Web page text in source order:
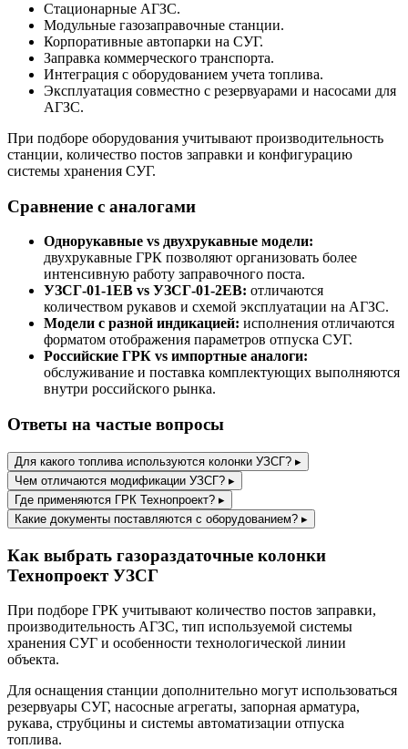
Стационарные АГЗС.
Модульные газозаправочные станции.
Корпоративные автопарки на СУГ.
Заправка коммерческого транспорта.
Интеграция с оборудованием учета топлива.
Эксплуатация совместно с резервуарами и насосами для
АГЗС.
При подборе оборудования учитывают производительность
станции, количество постов заправки и конфигурацию
системы хранения СУГ.
Сравнение с аналогами
Однорукавные vs двухрукавные модели:
двухрукавные ГРК позволяют организовать более
интенсивную работу заправочного поста.
УЗСГ-01-1ЕВ vs УЗСГ-01-2ЕВ: отличаются
количеством рукавов и схемой эксплуатации на АГЗС.
Модели с разной индикацией: исполнения отличаются
форматом отображения параметров отпуска СУГ.
Российские ГРК vs импортные аналоги:
обслуживание и поставка комплектующих выполняются
внутри российского рынка.
Ответы на частые вопросы
Для какого топлива используются колонки УЗСГ? ▸
Чем отличаются модификации УЗСГ? ▸
Где применяются ГРК Технопроект? ▸
Какие документы поставляются с оборудованием? ▸
Как выбрать газораздаточные колонки
Технопроект УЗСГ
При подборе ГРК учитывают количество постов заправки,
производительность АГЗС, тип используемой системы
хранения СУГ и особенности технологической линии
объекта.
Для оснащения станции дополнительно могут использоваться
резервуары СУГ, насосные агрегаты, запорная арматура,
рукава, струбцины и системы автоматизации отпуска
топлива.